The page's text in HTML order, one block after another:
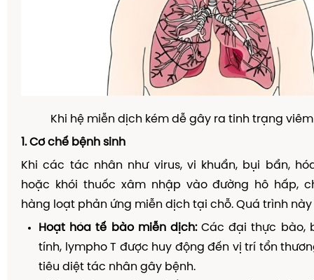
Khi hệ miễn dịch kém dễ gây ra tinh trạng
1. Cơ chế bệnh sinh
Khi các tác nhân như virus, vi khuẩn, bụi bẩn,
hoặc khói thuốc xâm nhập vào đường hô hấp,
hàng loạt phản ứng miễn dịch tại chỗ. Quá trình
Hoạt hóa tế bào miễn dịch:Các đại thực bào,
tính, lympho T được huy động đến vị trí tổn
tiêu diệt tác nhân gây bệnh.